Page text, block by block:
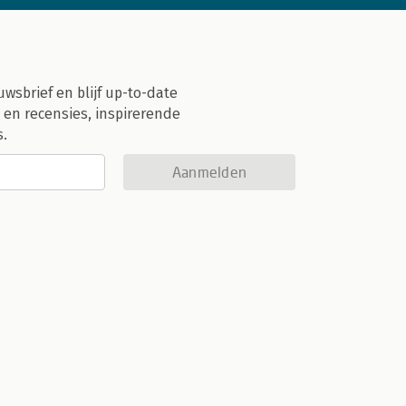
en blijf up-to-date
recensies, inspirerende
Aanmelden